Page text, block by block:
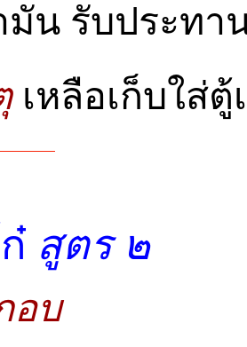
มัน รับประทา
เหลือเก็บใส่
สูตร ๒
อบ